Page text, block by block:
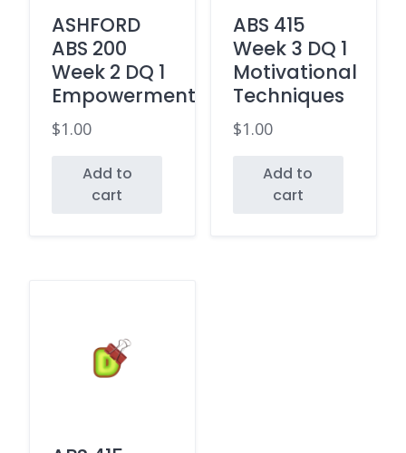
ASHFORD
ABS 200
Week 2 DQ 1
Empowerment
$1.00
Add to
cart
ABS 415
Week 3 DQ 1
Motivational
Techniques
$1.00
Add to
cart